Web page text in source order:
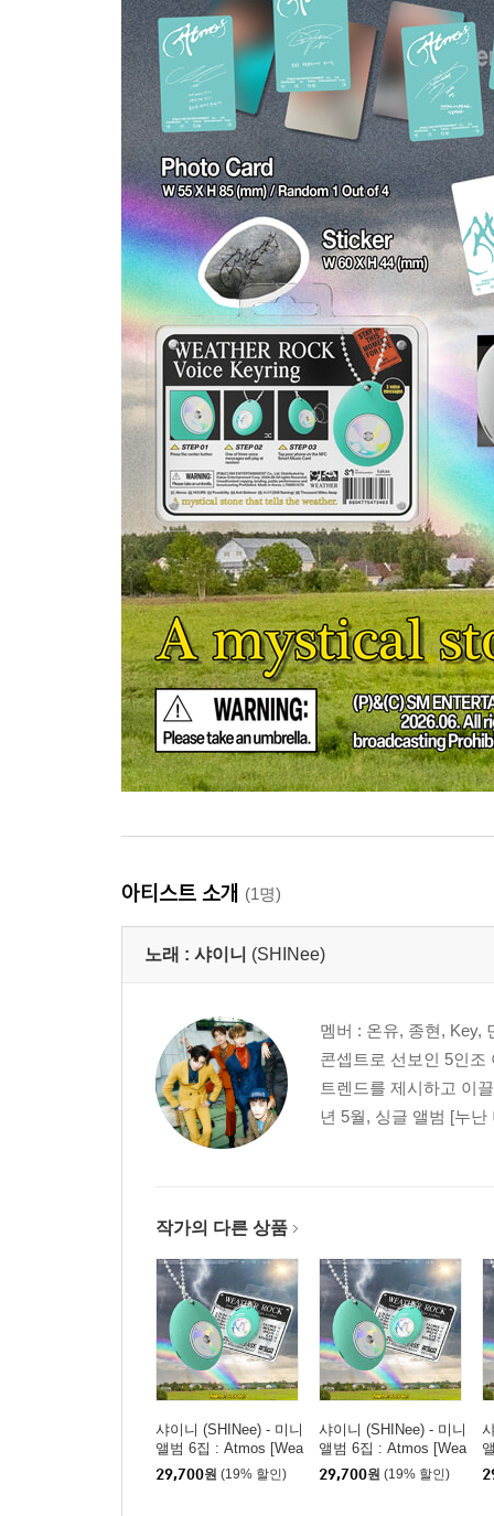
아티스트 소개 (1명)
노래 : 샤이니 (SHINee)
멤버 : 온유, 종현, Key,
콘셉트로 선보인 5인조
트렌드를 제시하고 이
년 5월, 싱글 앨범 [누
작가의 다른 상품
샤이니 (SHINee) - 미니
앨범 6집 : Atmos [Wea
ther Rock Ver.](스마트
앨범) [TAEMIN ver.]
29,700원 (19% 할인)
샤이니 (SHINee) - 미니
앨범 6집 : Atmos [Wea
ther Rock Ver.](스마트
앨범) [MINHO ver.]
29,700원 (19% 할인)